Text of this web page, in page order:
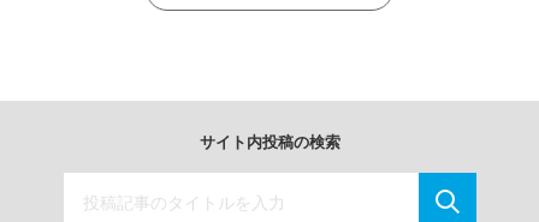
サイト内投稿の検索